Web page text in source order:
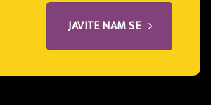
JAVITE NAM SE